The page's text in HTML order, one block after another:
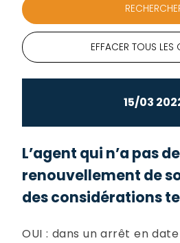
EFFACER TOUS LES
15/03
L’agent qui n’a pas
renouvellement de
des considérations
OUI : dans un arrêt en date